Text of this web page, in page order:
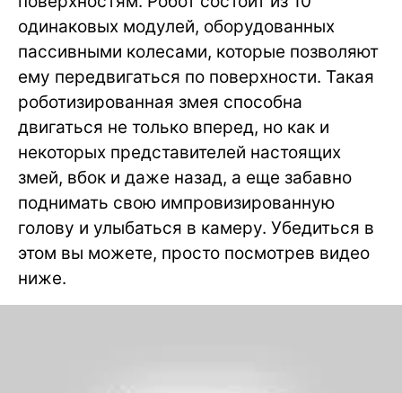
одинаковых модулей, оборудованных
пассивными колесами, которые позволяют
ему передвигаться по поверхности. Такая
роботизированная змея способна
двигаться не только вперед, но как и
некоторых представителей настоящих
змей, вбок и даже назад, а еще забавно
поднимать свою импровизированную
голову и улыбаться в камеру. Убедиться в
этом вы можете, просто посмотрев видео
ниже.